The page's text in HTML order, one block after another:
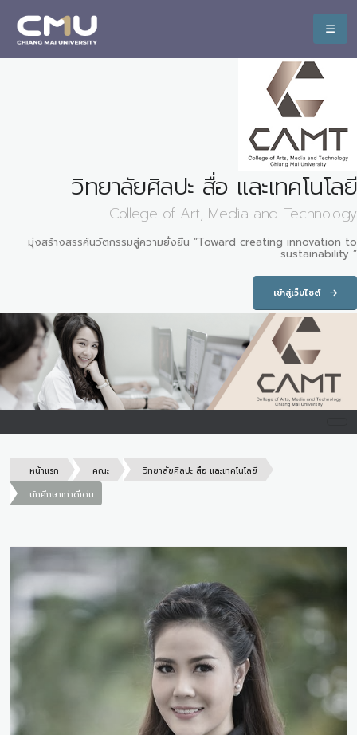
วิทยาลัยศิลปะ สื่อ และเทคโนโลยี
College of Art, Media and Technology
มุ่งสร้างสรรค์นวัตกรรมสู่ความยั่งยืน “Toward creating innovation to
sustainability ”
เข้าสู่เว็บไซต์
หน้าแรก คณะ
วิทยาลัยศิลปะ สื่อ และเทคโนโลยี
นักศึกษาเก่าดีเด่น